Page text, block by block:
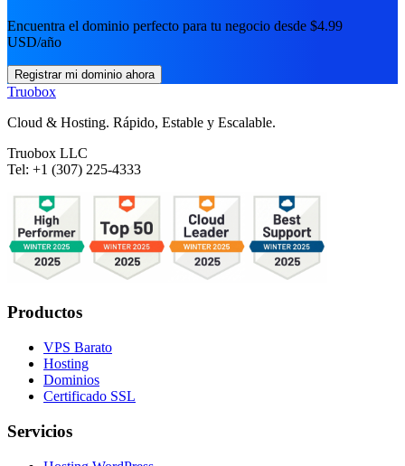
Encuentra el dominio perfecto para tu negocio desde $4.99
USD/año
Registrar mi dominio ahora
Truobox
Cloud & Hosting. Rápido, Estable y Escalable.
Truobox LLC
Tel: +1 (307) 225-4333
Productos
VPS Barato
Hosting
Dominios
Certificado SSL
Servicios